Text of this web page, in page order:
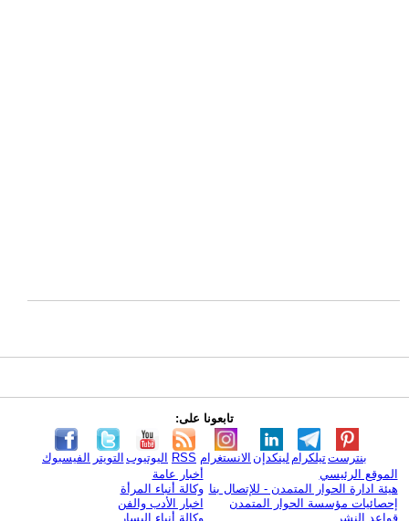
تابعونا على:
الفيسبوك التويتر اليوتيوب RSS الانستغرام لينكدإن تيلكرامبنترست
الموقع الرئيسي
هيئة ادارة الحوار المتمدن - للإتصال بنا
إحصائيات مؤسسة الحوار المتمدن
قواعد النشر
أخبار عامة
وكالة أنباء المرأة
اخبار الأدب والفن
وكالة أنباء اليسار